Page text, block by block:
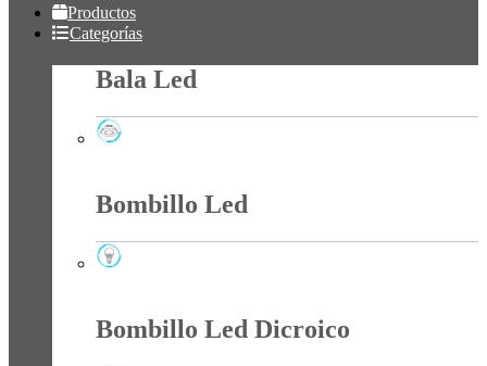
Productos
Categorías
Bala Led
Bombillo Led
Bombillo Led Dicroico